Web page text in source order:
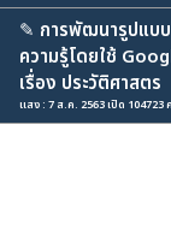
✎ การพัฒนารูปแบ
ความรู้โดยใช้
เรื่อง ประวัติศาสตร
แสง : 7 ส.ค. 2563 เปิด 104723